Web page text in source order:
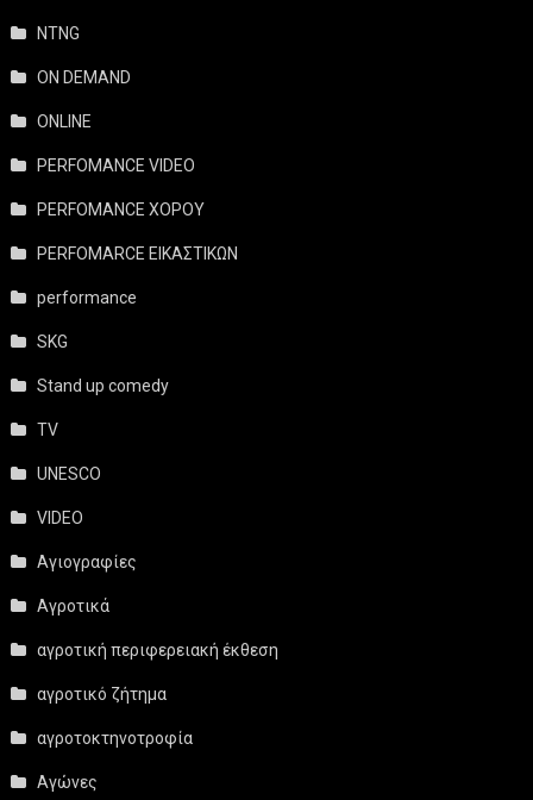
NTNG
ON DEMAND
ONLINE
PERFOMANCE VIDEO
PERFOMANCE ΧΟΡΟΥ
PERFOMARCE ΕΙΚΑΣΤΙΚΩΝ
performance
SKG
Stand up comedy
TV
UNESCO
VIDEO
Αγιογραφίες
Αγροτικά
αγροτική περιφερειακή έκθεση
αγροτικό ζήτημα
αγροτοκτηνοτροφία
Αγώνες